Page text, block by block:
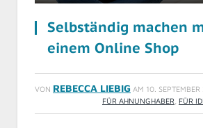
Selbständig machen
einem Online Shop
VON REBECCA LIEBIG AM 10.
FÜR AHNUNGHABER
FÜR